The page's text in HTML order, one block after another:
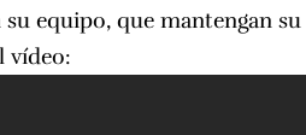
su equipo, que mantengan su
vídeo: